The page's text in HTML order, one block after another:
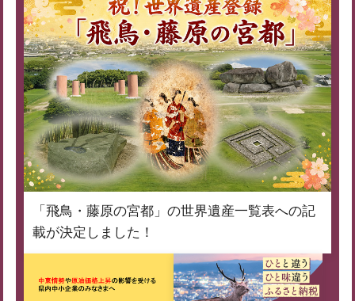
「飛鳥・藤原の宮都」の世界遺産一覧表への記
載が決定しました！